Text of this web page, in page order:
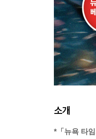
소개
*「뉴욕 타